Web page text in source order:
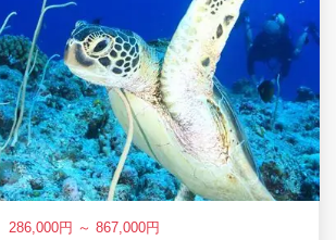
286,000円 ～ 867,000円